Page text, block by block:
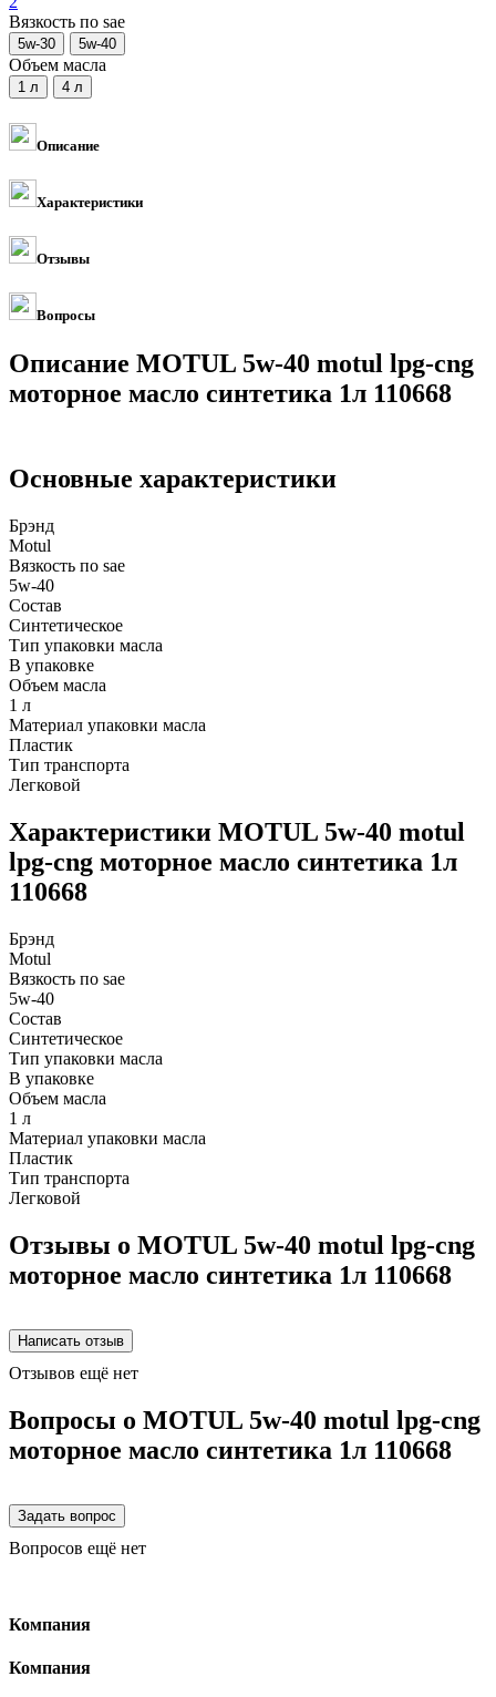
Вязкость по sae
Объем масла
Описание
Характеристики
Отзывы
Вопросы
Описание MOTUL 5w-40 motul lpg-cng
моторное масло синтетика 1л 110668
Основные характеристики
Брэнд
Motul
Вязкость по sae
5w-40
Состав
Синтетическое
Тип упаковки масла
В упаковке
Объем масла
1 л
Материал упаковки масла
Пластик
Тип транспорта
Легковой
Характеристики MOTUL 5w-40 motul
lpg-cng моторное масло синтетика 1л
110668
Брэнд
Motul
Вязкость по sae
5w-40
Состав
Синтетическое
Тип упаковки масла
В упаковке
Объем масла
1 л
Материал упаковки масла
Пластик
Тип транспорта
Легковой
Отзывы о MOTUL 5w-40 motul lpg-cng
моторное масло синтетика 1л 110668
Отзывов ещё нет
Вопросы о MOTUL 5w-40 motul lpg-cng
моторное масло синтетика 1л 110668
Вопросов ещё нет
Компания
Компания